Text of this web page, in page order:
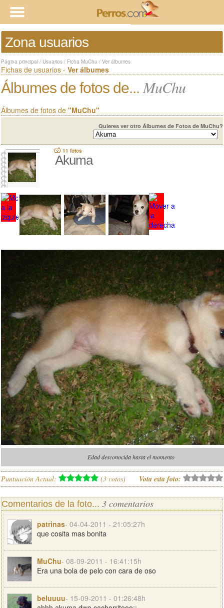
Zona usuarios
Página principal / Usuarios / Ficha MuChu / Ver álbumes
Fichas de usuarios - Ver álbumes
Álbumes de fotos de... MuChu
Álbumes de fotos de "MuChu"
Quieres ver otro Álbumes de Fotos de MuChu?
11 fotos
Akuma
Edad desconocida hasta el momento
Puntuación Actual: (3 votos) Vota esta foto:
Comentarios de la foto... 3 comentarios
patrinas- 04-04-2011 - 21:05:27h
que cosita mas bonita
MuChu- 08-09-2011 - 16:41:15h
Era una bola de pelo con cara de oso
beluuuu- 15-09-2011 - 01:26:48h